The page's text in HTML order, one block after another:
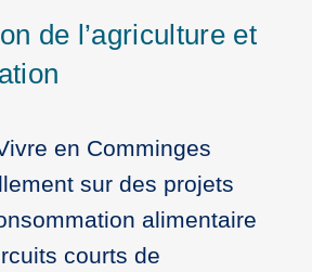
de l’agriculture et
en Comminges
sur des projets
alimentaire
courts de